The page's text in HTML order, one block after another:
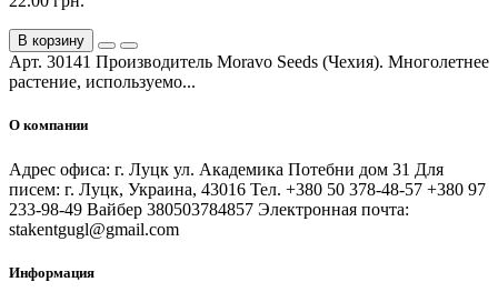
В корзину
Арт. 30141 Производитель Moravo Seeds (Чехия). Многолетнее
растение, используемо...
О компании
Адрес офиса: г. Луцк ул. Академика Потебни дом 31 Для
писем: г. Луцк, Украина, 43016 Тел. +380 50 378-48-57 +380 97
233-98-49 Вайбер 380503784857 Электронная почта:
stakentgugl@gmail.com
Информация